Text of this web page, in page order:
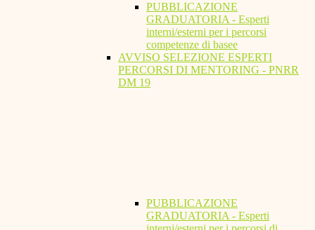
PUBBLICAZIONE
GRADUATORIA - Esperti
interni/esterni per i percorsi
competenze di basee
AVVISO SELEZIONE ESPERTI
PERCORSI DI MENTORING - PNRR
DM 19
PUBBLICAZIONE
GRADUATORIA - Esperti